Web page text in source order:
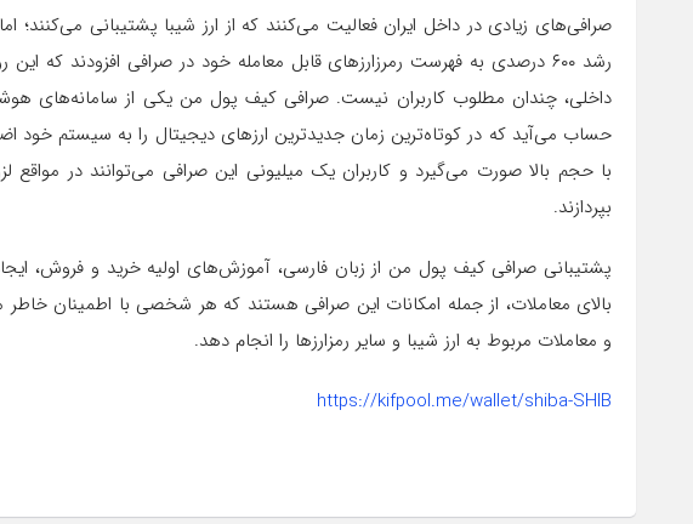
صرافی‌های زیادی در داخل ایران فعالیت می‌کنند که از ارز شیبا پشتیبانی می‌کنند؛
رشد ۶۰۰ درصدی به فهرست رمرزارزهای قابل معامله خود در صرافی افزودند که
داخلی، چندان مطلوب کاربران نیست. صرافی کیف پول من یکی از سامانه‌های
حساب می‌آید که در کوتاه‌ترین زمان جدیدترین ارزهای دیجیتال را به سیستم خود
بپردازند.
پشتیبانی صرافی کیف پول من از زبان فارسی، آموزش‌های اولیه خرید و فروش،
و معاملات مربوط به ارز شیبا و سایر رمزارزها را انجام دهد.
https://kifpool.me/wallet/shiba-SHIB